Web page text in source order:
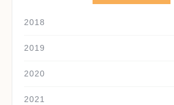
2018
2019
2020
2021